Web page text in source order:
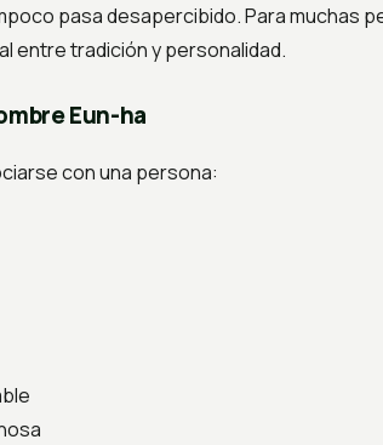
pasa desapercibido. Para muchas
entre tradición y personalidad.
Eun-ha
con una persona: